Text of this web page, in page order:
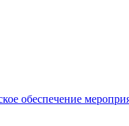
обеспечение